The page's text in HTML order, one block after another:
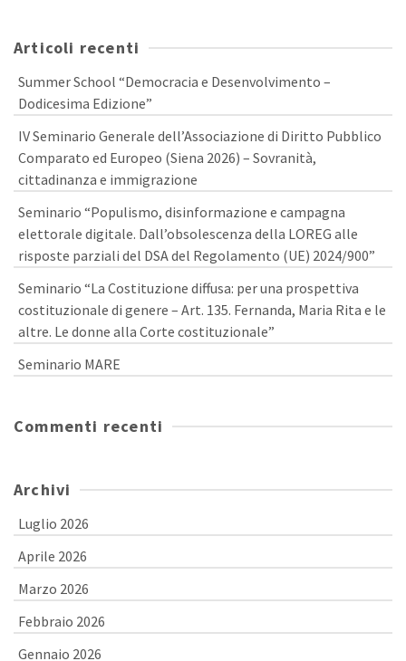
Articoli recenti
Summer School “Democracia e Desenvolvimento –
Dodicesima Edizione”
IV Seminario Generale dell’Associazione di Diritto Pubblico
Comparato ed Europeo (Siena 2026) – Sovranità,
cittadinanza e immigrazione
Seminario “Populismo, disinformazione e campagna
elettorale digitale. Dall’obsolescenza della LOREG alle
risposte parziali del DSA del Regolamento (UE) 2024/900”
Seminario “La Costituzione diffusa: per una prospettiva
costituzionale di genere – Art. 135. Fernanda, Maria Rita e le
altre. Le donne alla Corte costituzionale”
Seminario MARE
Commenti recenti
Archivi
Luglio 2026
Aprile 2026
Marzo 2026
Febbraio 2026
Gennaio 2026